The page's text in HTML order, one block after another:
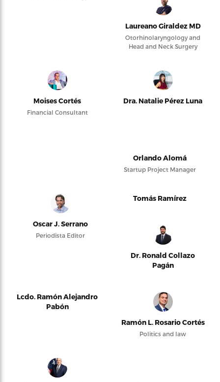
Laureano Giraldez MD
Otorhinolaryngology and
Head and Neck Surgery
Moises Cortés
Financial Consultant
Dra. Natalie Pérez Luna
Orlando Alomá
Startup Project Manager
Oscar J. Serrano
Periodista Editor
Tomás Ramírez
Dr. Ronald Collazo
Pagán
Lcdo. Ramón Alejandro
Pabón
Ramón L. Rosario Cortés
Politics and law